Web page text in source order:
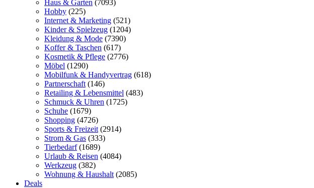
Haus & Garten (7093)
Hobby (225)
Internet & Marketing (521)
Kinder & Spielzeug (1204)
Kleidung & Mode (7390)
Koffer & Taschen (617)
Kosmetik & Pflege (2776)
Möbel (1290)
Mobilfunk & Handyvertrag (618)
Partnerschaft (146)
Retailing & Lebensmittel (483)
Schmuck & Uhren (1725)
Schuhe (1679)
Shopping (4726)
Sports & Freizeit (2914)
Strom & Gas (333)
Tierbedarf (1689)
Urlaub & Reisen (4084)
Werkzeug (382)
Wohnung & Haushalt (2085)
Deals